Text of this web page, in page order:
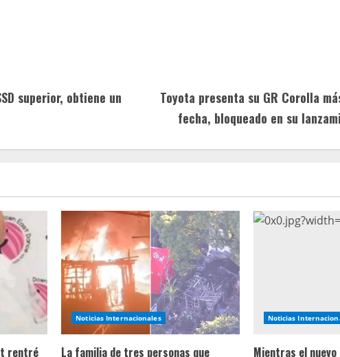
superior, obtiene un
Toyota presenta su GR Corolla
fecha, bloqueado en su
rentré
Noticias Internacionales
La familia de tres personas que
Noticias
Mientras el